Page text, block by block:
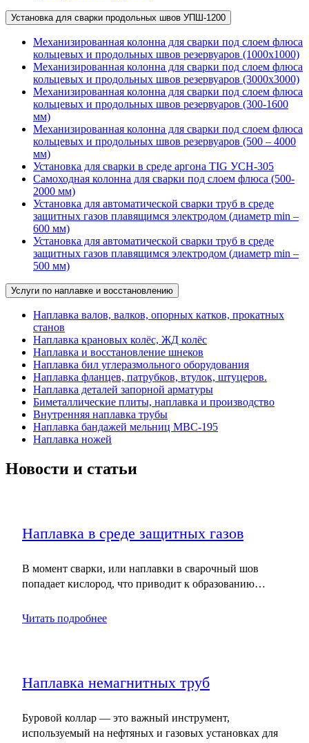
Установка для сварки продольных швов УПШ-1200
Механизированная колонна для сварки под слоем флюса
кольцевых и продольных швов резервуаров (1000х1000)
Механизированная колонна для сварки под слоем флюса
кольцевых и продольных швов резервуаров (3000х3000)
Механизированная колонна для сварки под слоем флюса
кольцевых и продольных швов резервуаров (300-1600
мм)
Механизированная колонна для сварки под слоем флюса
кольцевых и продольных швов резервуаров (500 – 4000
мм)
Установка для сварки в среде аргона TIG УСН-305
Самоходная колонна для сварки под слоем флюса (500-
2000 мм)
Установка для автоматической сварки труб в среде
защитных газов плавящимся электродом (диаметр min –
600 мм)
Установка для автоматической сварки труб в среде
защитных газов плавящимся электродом (диаметр min –
500 мм)
Услуги по наплавке и восстановлению
Наплавка валов, валков, опорных катков, прокатных
станов
Наплавка крановых колёс, ЖД колёс
Наплавка и восстановление шнеков
Наплавка бил углеразмольного оборудования
Наплавка фланцев, патрубков, втулок, штуцеров.
Наплавка деталей запорной арматуры
Биметаллические плиты, наплавка и производство
Внутренняя наплавка трубы
Наплавка бандажей мельниц МВС-195
Наплавка ножей
Новости и статьи
Наплавка в среде защитных газов
В момент сварки, или наплавки в сварочный шов
попадает кислород, что приводит к образованию…
Читать подробнее
Наплавка немагнитных труб
Буровой коллар — это важный инструмент,
используемый на нефтяных и газовых установках для